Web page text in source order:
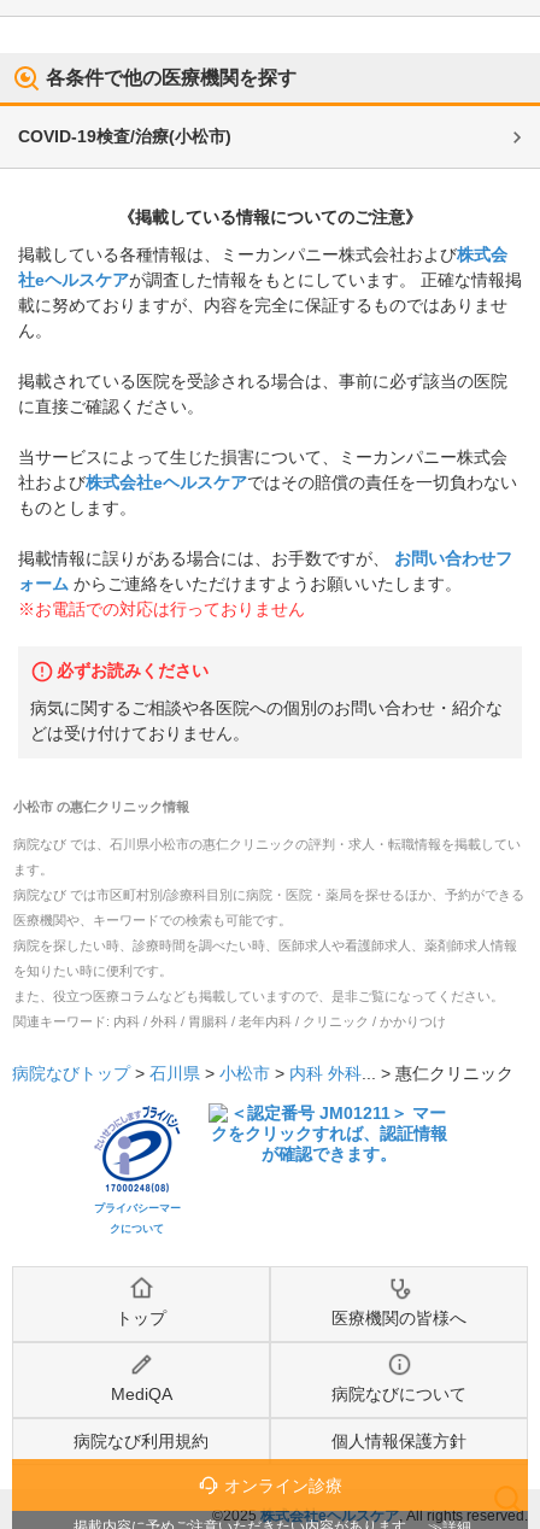
検索
各条件で他の医療機関を探す
COVID-19検査/治療(小松市)
《掲載している情報についてのご注意》
掲載している各種情報は、ミーカンパニー株式会社および株式会
社eヘルスケアが調査した情報をもとにしています。 正確な情報掲
載に努めておりますが、内容を完全に保証するものではありませ
ん。
掲載されている医院を受診される場合は、事前に必ず該当の医院
に直接ご確認ください。
当サービスによって生じた損害について、ミーカンパニー株式会
社および株式会社eヘルスケアではその賠償の責任を一切負わない
ものとします。
掲載情報に誤りがある場合には、お手数ですが、
お問い合わせフ
ォーム からご連絡をいただけますようお願いいたします。
※お電話での対応は行っておりません
必ずお読みください
病気に関するご相談や各医院への個別のお問い合わせ・紹介な
どは受け付けておりません。
小松市の惠仁クリニック情報
病院なび では、 石川県小松市の惠仁クリニックの評判・求人・転職情報を掲載してい
ます。
病院なび では市区町村別/診療科目別に病院・医院・薬局を探せるほか、予約ができる
医療機関や、キーワードでの検索も可能です。
病院を探したい時、診療時間を調べたい時、医師求人や看護師求人、薬剤師求人情報
を知りたい時に便利です。
また、役立つ医療コラムなども掲載していますので、是非ご覧になってください。
関連キーワード: 内科 / 外科 / 胃腸科 / 老年内科 / クリニック / かかりつけ
オンライン診療
病院なびトップ > 石川県 > 小松市 > 内科 外科... > 惠仁クリニック
プライバシーマー
クについて
トップ 医療機関の皆様へ
MediQA 病院なびについて
病院なび利用規約 個人情報保護方針
©2025 株式会社eヘルスケア, All rights reserved.